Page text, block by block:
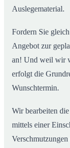
Auslegematerial.
Fordern Sie
Angebot zur
an! Und weil wir
erfolgt die
Wunschtermin.
Wir bearbeiten
mittels einer